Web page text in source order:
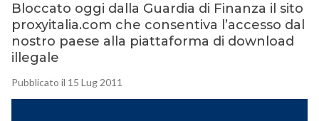
Bloccato oggi dalla Guardia di Finanza il sito
proxyitalia.com che consentiva l’accesso dal
nostro paese alla piattaforma di download
illegale
Pubblicato il 15 Lug 2011